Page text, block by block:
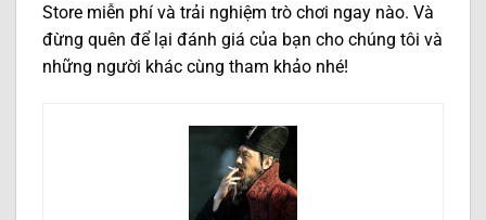
Store miễn phí và trải nghiệm trò chơi ngay nào. Và
đừng quên để lại đánh giá của bạn cho chúng tôi và
những người khác cùng tham khảo nhé!